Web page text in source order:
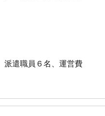
派遣職員６名、運営費